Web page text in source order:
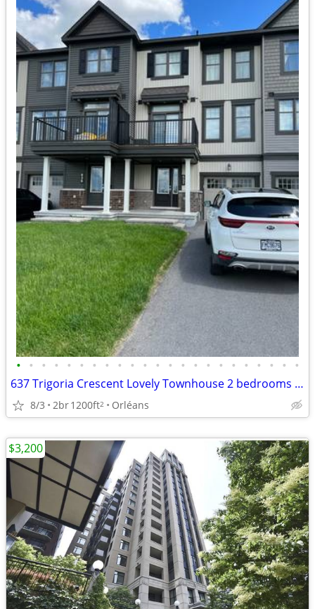
• • • • • • • • • • • • • • • • • • • • • • •
637 Trigoria Crescent Lovely Townhouse 2 bedrooms Available August 1st
8/3 2br1200ft2 Orléans
$3,200